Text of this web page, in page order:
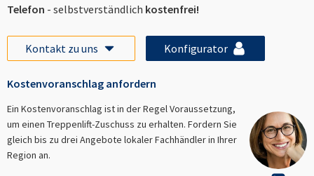
Telefon - selbstverständlich kostenfrei!
Kontakt zu uns Konfigurator
Kostenvoranschlag anfordern
Ein Kostenvoranschlag ist in der Regel Voraussetzung,
um einen Treppenlift-Zuschuss zu erhalten. Fordern Sie
gleich bis zu drei Angebote lokaler Fachhändler in Ihrer
Region an.